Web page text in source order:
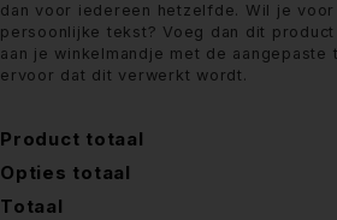
dan voor iedereen hetzelfde. Wil je
persoonlijke tekst? Voeg dan dit
aan je winkelmandje met de aangepaste
ervoor dat dit verwerkt wordt.
Product totaal
Opties totaal
Totaal